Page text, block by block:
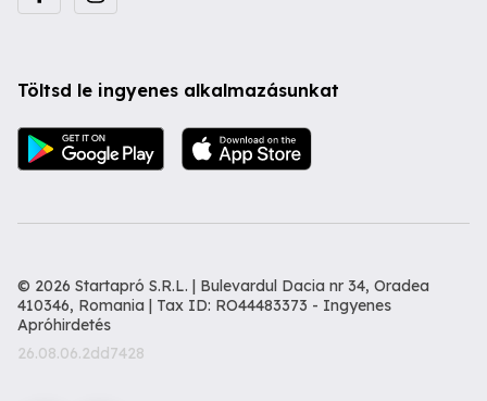
Töltsd le ingyenes alkalmazásunkat
© 2026 Startapró S.R.L. | Bulevardul Dacia nr 34, Oradea
410346, Romania | Tax ID: RO44483373 - Ingyenes
Apróhirdetés
26.08.06.2dd7428